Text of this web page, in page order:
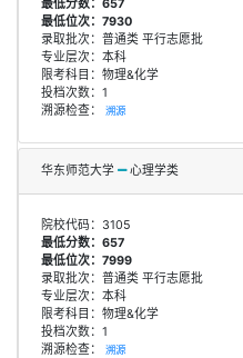
最低分数：657
最低位次：7930
录取批次：普通类 平行志愿批
专业层次：本科
限考科目：物理&化学
投档次数：1
溯源检查： 溯源
华东师范大学 心理学类
院校代码：3105
最低分数：657
最低位次：7999
录取批次：普通类 平行志愿批
专业层次：本科
限考科目：物理&化学
投档次数：1
溯源检查： 溯源